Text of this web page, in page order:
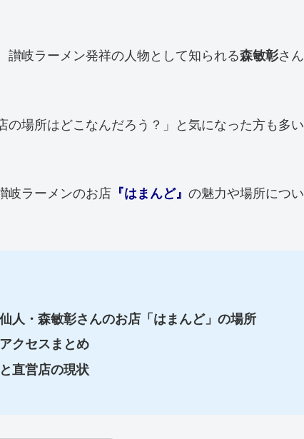
讃岐ラーメン発祥の人物として知られる森敏彰さん
場所はどこなんだろう？」と気になった方も多い
岐ラーメンのお店 『はまんど』 の魅力や場所につい
人・森敏彰さんのお店「はまんど」の場所
クセスまとめ
直営店の現状